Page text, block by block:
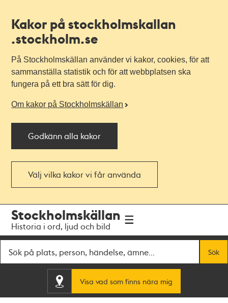
Kakor på stockholmskallan
.stockholm.se
På Stockholmskällan använder vi kakor, cookies, för att
sammanställa statistik och för att webbplatsen ska
fungera på ett bra sätt för dig.
Om kakor på Stockholmskällan
Godkänn alla kakor
Välj vilka kakor vi får använda
navigationen
huvudinnehållet
Stockholmskällan
Historia i ord, ljud och bild
Sök
Visa vad som finns nära mig